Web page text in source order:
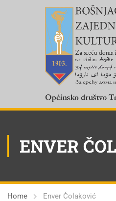
ENVER
Home Enver Čolaković